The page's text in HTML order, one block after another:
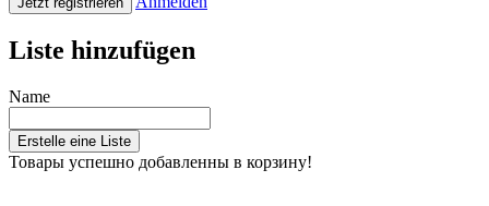
Liste hinzufügen
Name
Erstelle eine Liste
Товары успешно добавленны в корзину!